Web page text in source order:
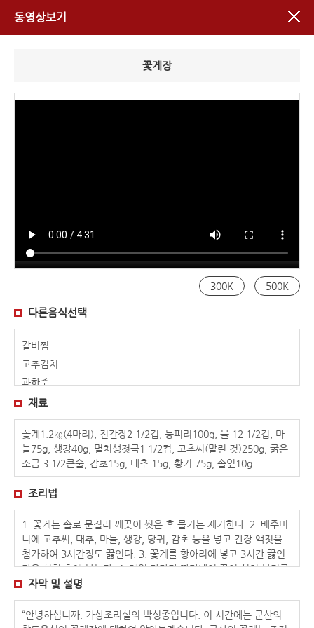
동영상보기
꽃게장
300K 500K
다른음식선택
갈비찜
고추김치
과하주
김치밥
꽃게장
녹두빈대떡
다슬기탕
대합구이
도토리묵
돌솥밥
두릅전골
두부떡국
땅콩두부
모주(김시원)
모주(송호연)
재료
꽃게1.2㎏(4마리), 진간장2 1/2컵, 등피리100g, 물 12 1/2컵, 마
늘75g, 생강40g, 멸치생젓국1 1/2컵, 고추씨(말린 것)250g, 굵은
소금 3 1/2큰술, 감초15g, 대추 15g, 황기 75g, 솔잎10g
조리법
1. 꽃게는 솔로 문질러 깨끗이 씻은 후 물기는 제거한다. 2. 베주머
니에 고추씨, 대추, 마늘, 생강, 당귀, 감초 등을 넣고 간장 액젓을
첨가하여 3시간정도 끓인다. 3. 꽃게를 항아리에 넣고 3시간 끓인
장을 식힌 후에 붓는다. 4. 매일 간장만 따라내어 끓여 식혀 붓기를
3회(3일) 한 후 다시 3일간 두었다가 먹는다.
자막 및 설명
“안녕하십니까. 가상조리실의 박성종입니다. 이 시간에는 군산의